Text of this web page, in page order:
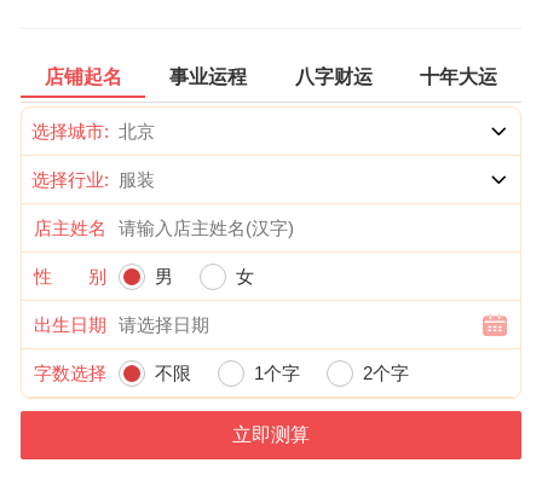
店铺起名 事业运程 八字财运 十年大运
选择城市:
选择行业:
店主姓名
性 别 男 女
出生日期
字数选择 不限 1个字 2个字